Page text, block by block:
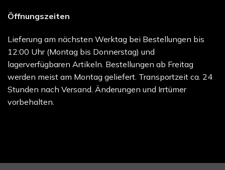
Öffnungszeiten
Lieferung am nächsten Werktag bei Bestellungen bis
12:00 Uhr (Montag bis Donnerstag) und
lagerverfügbaren Artikeln. Bestellungen ab Freitag
werden meist am Montag geliefert. Transportzeit ca. 24
Stunden nach Versand. Änderungen und Irrtümer
vorbehalten.